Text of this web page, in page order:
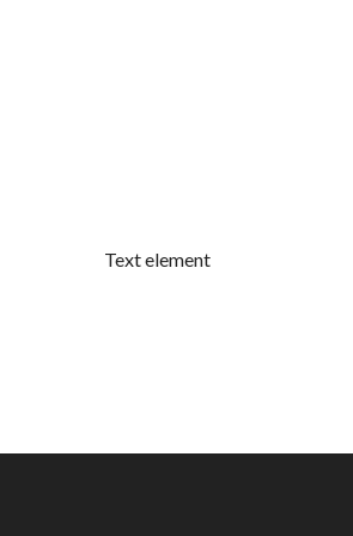
Text element